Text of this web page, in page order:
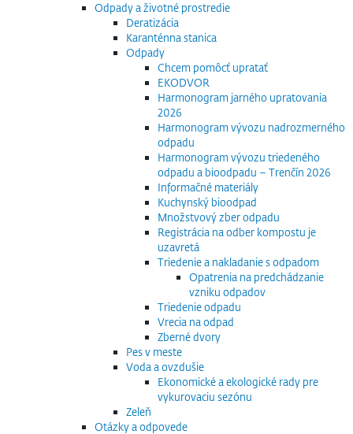
Odpady a životné prostredie
Deratizácia
Karanténna stanica
Odpady
Chcem pomôcť upratať
EKODVOR
Harmonogram jarného upratovania
2026
Harmonogram vývozu nadrozmerného
odpadu
Harmonogram vývozu triedeného
odpadu a bioodpadu – Trenčín 2026
Informačné materiály
Kuchynský bioodpad
Množstvový zber odpadu
Registrácia na odber kompostu je
uzavretá
Triedenie a nakladanie s odpadom
Opatrenia na predchádzanie
vzniku odpadov
Triedenie odpadu
Vrecia na odpad
Zberné dvory
Pes v meste
Voda a ovzdušie
Ekonomické a ekologické rady pre
vykurovaciu sezónu
Zeleň
Otázky a odpovede